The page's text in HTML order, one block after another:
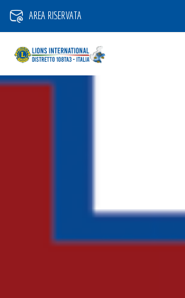
Vai
contenuto
AREA RISERVATA